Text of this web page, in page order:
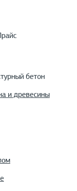
бетон
и древесины